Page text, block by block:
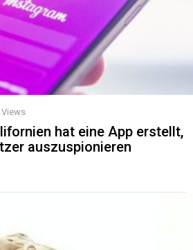
Views
hat eine App erstellt,
auszuspionieren